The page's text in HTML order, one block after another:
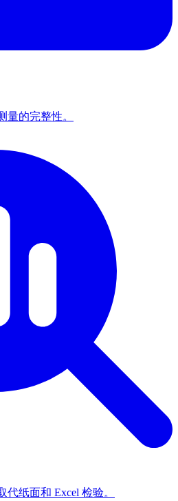
量的完整性。
纸面和 Excel 检验。